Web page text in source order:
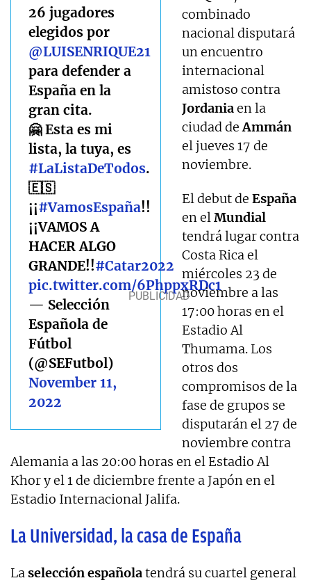
26 jugadores
elegidos por
@LUISENRIQUE21
para defender a
España en la
gran cita.
🤗 Esta es mi
lista, la tuya, es
#LaListaDeTodos.
🇪🇸
¡¡#VamosEspaña!!
¡¡VAMOS A
HACER ALGO
GRANDE!!#Catar2022
pic.twitter.com/6PhppxRDc1
— Selección
Española de
Fútbol
(@SEFutbol)
November 11,
2022
combinado
nacional disputará
un encuentro
internacional
amistoso contra
Jordaniaen la
ciudad deAmmán
el jueves 17 de
noviembre.
El debut deEspaña
en elMundial
tendrá lugar contra
Costa Rica el
miércoles 23 de
noviembre a las
17:00 horas en el
Estadio Al
Thumama. Los
otros dos
compromisos de la
fase de grupos se
disputarán el 27 de
noviembre contra
Alemania a las 20:00 horas en el Estadio Al
Khor y el 1 de diciembre frente a Japón en el
Estadio Internacional Jalifa.
La Universidad, la casa de España
Laselección españolatendrá su cuartel general